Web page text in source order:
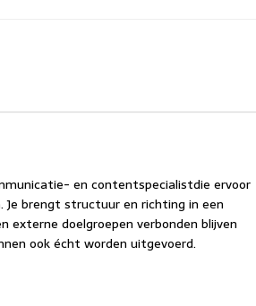
en contentspecialistdie ervoor
Je brengt structuur en richting in een
externe doelgroepen verbonden blijven
ook écht worden uitgevoerd.